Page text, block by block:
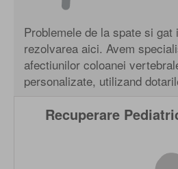
Problemele de la spate si gat
rezolvarea aici. Avem
afectiunilor coloanei
personalizate, utilizand
Recuperare